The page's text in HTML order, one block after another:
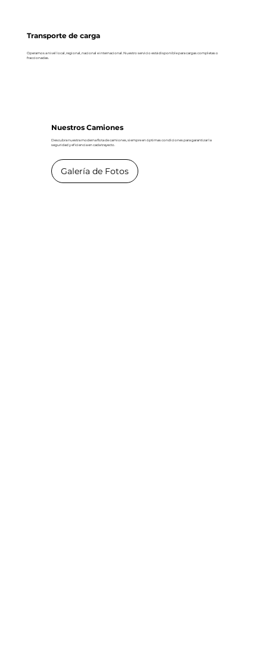
Nuestros Camiones
Descubra nuestra moderna flota de camiones, siempre en óptimas condiciones para garantizar la
seguridad y eficiencia en cada trayecto.
Galería de Fotos
Transporte de carga
Operamos a nivel local, regional, nacional e internacional. Nuestro servicio está disponible para cargas completas o
fraccionadas.